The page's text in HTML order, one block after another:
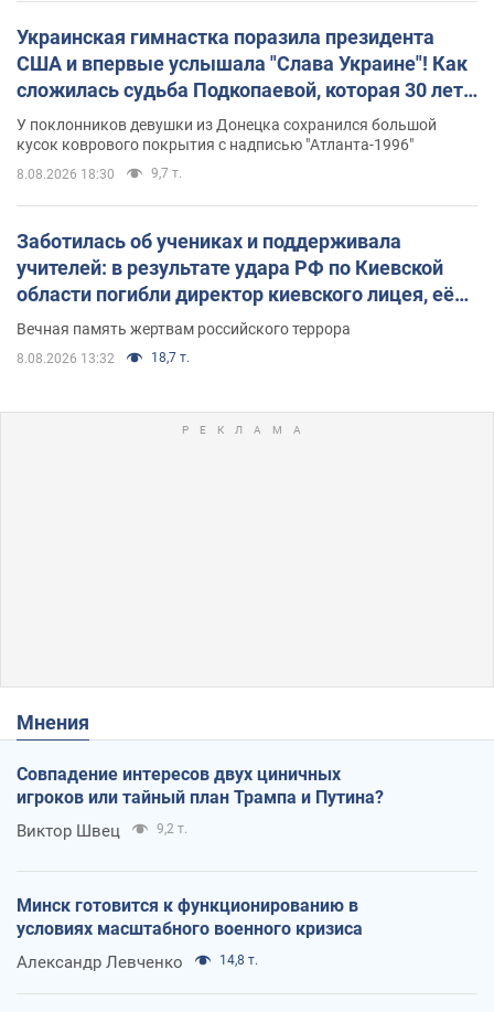
Украинская гимнастка поразила президента
США и впервые услышала "Слава Украине"! Как
сложилась судьба Подкопаевой, которая 30 лет
назад завоевала "золото" Олимпиады
У поклонников девушки из Донецка сохранился большой
кусок коврового покрытия с надписью "Атланта-1996"
8.08.2026 18:30 9,7 т.
Заботилась об учениках и поддерживала
учителей: в результате удара РФ по Киевской
области погибли директор киевского лицея, её
муж и внук
Вечная память жертвам российского террора
8.08.2026 13:32 18,7 т.
Мнения
Совпадение интересов двух циничных
игроков или тайный план Трампа и Путина?
Виктор Швец 9,2 т.
Минск готовится к функционированию в
условиях масштабного военного кризиса
Александр Левченко 14,8 т.